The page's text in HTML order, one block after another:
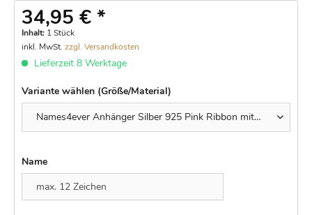
34,95 € *
Inhalt: 1 Stück
inkl. MwSt. zzgl. Versandkosten
Lieferzeit 8 Werktage
Variante wählen (Größe/Material)
Name